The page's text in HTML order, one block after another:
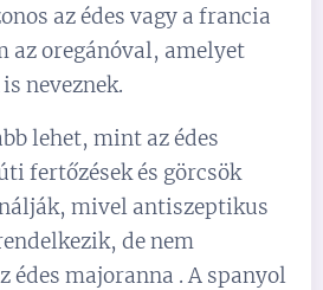
az édes vagy a francia
az oregánóval, amelyet
neveznek.
lehet, mint az édes
fertőzések és görcsök
mivel antiszeptikus
de nem
majoranna . A spanyol